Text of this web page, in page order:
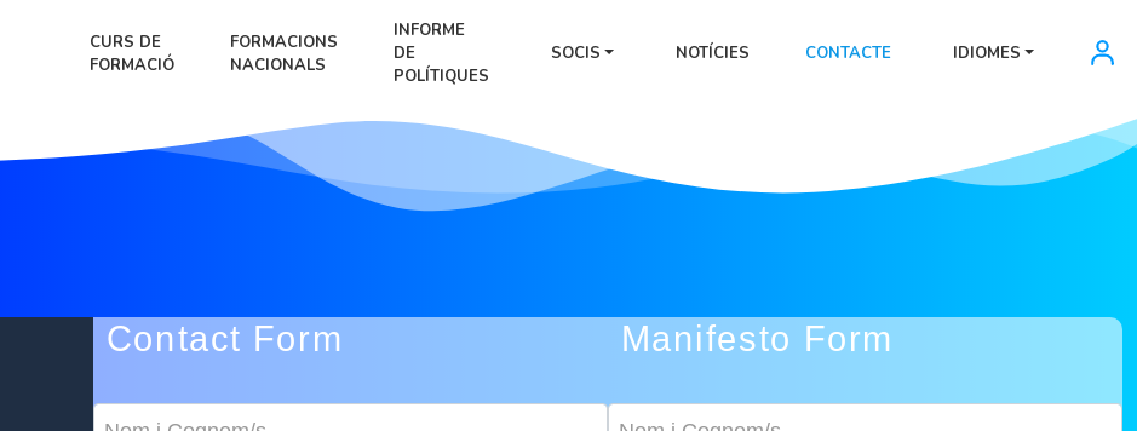
CURS DE
FORMACIÓ
FORMACIONS
NACIONALS
INFORME
DE
POLÍTIQUES
SOCIS NOTÍCIES CONTACTE IDIOMES
Contact Form Manifesto Form